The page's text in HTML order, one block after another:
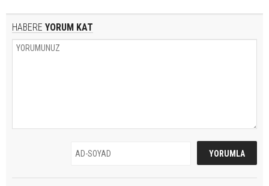
HABERE YORUM KAT